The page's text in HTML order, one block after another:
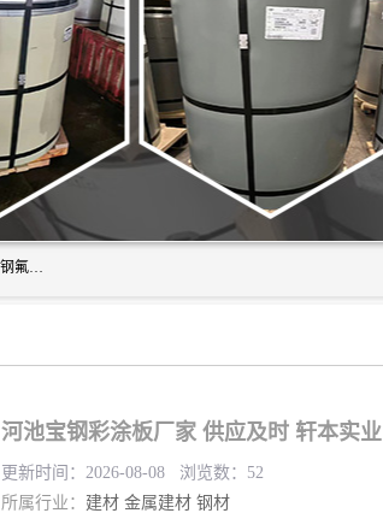
上海轩本实业有限公司主营产品：宝钢彩钢板、宝钢彩钢卷、宝钢彩涂板、宝钢彩涂卷、宝钢高耐候彩钢板，宝钢氟碳彩钢板。是一家集钢铁贸易，物流、加工为一体的产业全配套公司。
河池宝钢彩涂板厂家 供应及时 轩本实业
更新时间：2026-08-08 浏览数：52
所属行业： 建材 金属建材 钢材